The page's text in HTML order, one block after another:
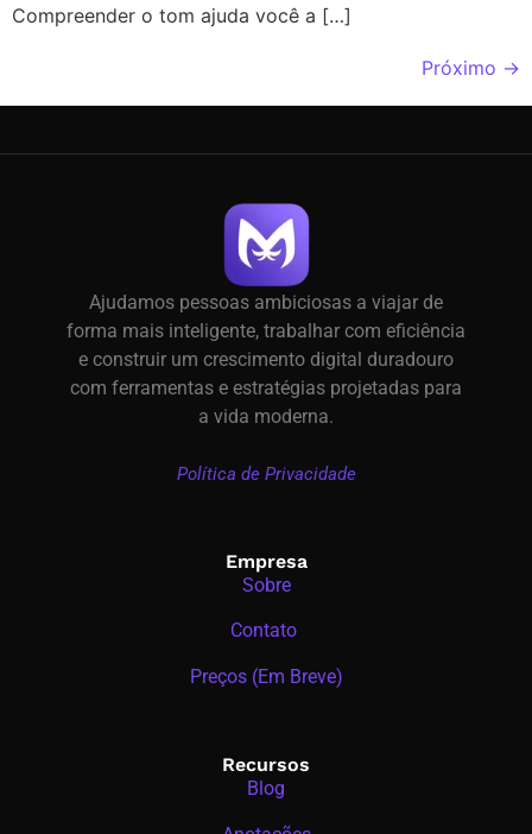
Compreender o tom ajuda você a […]
Próximo →
Ajudamos pessoas ambiciosas a viajar de
forma mais inteligente, trabalhar com eficiência
e construir um crescimento digital duradouro
com ferramentas e estratégias projetadas para
a vida moderna.
Política de Privacidade
Empresa
Sobre
Contato
Preços (Em Breve)
Recursos
Blog